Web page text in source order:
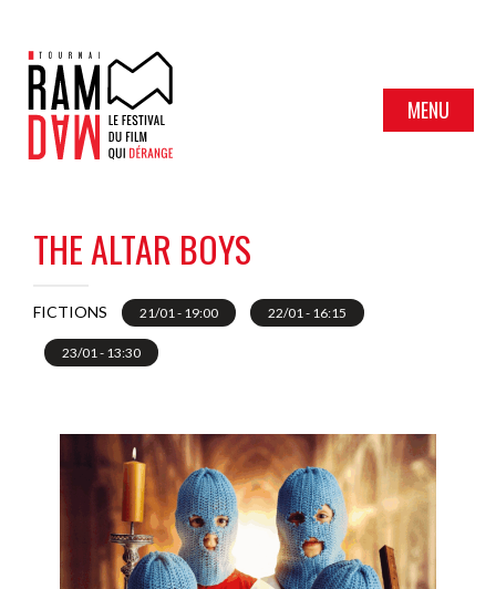
MENU
THE ALTAR BOYS
FICTIONS 21/01 - 19:00 22/01 - 16:15
23/01 - 13:30